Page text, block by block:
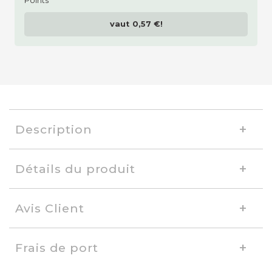
vaut 0,57 €!
Description
Détails du produit
Avis Client
Frais de port